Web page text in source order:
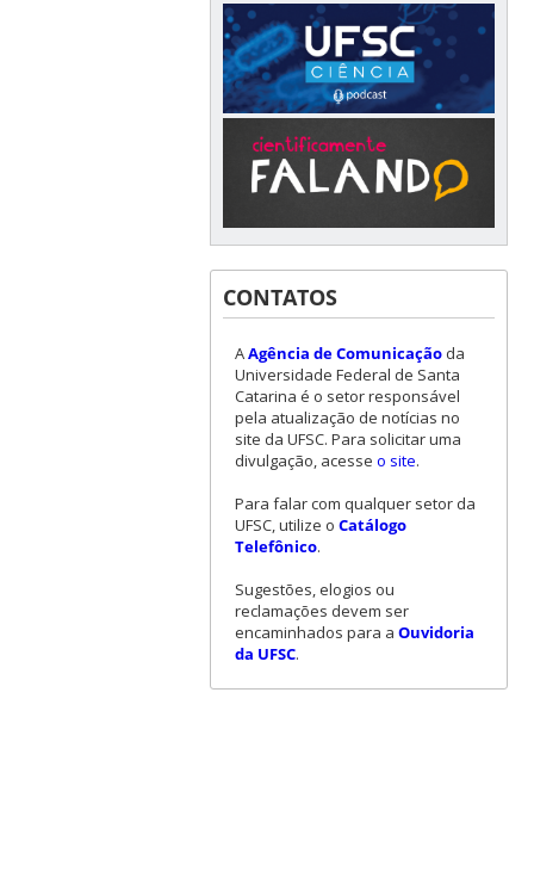
CONTATOS
AAgência de Comunicaçãoda
Universidade Federal de Santa
Catarina é o setor responsável
pela atualização de notícias no
site da UFSC. Para solicitar uma
divulgação, acesse o site.
Para falar com qualquer setor da
UFSC, utilize o Catálogo
Telefônico.
Sugestões, elogios ou
reclamações devem ser
encaminhados para a Ouvidoria
da UFSC.